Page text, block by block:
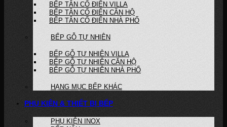
BẾP TÂN CỔ ĐIỂN VILLA
BẾP TÂN CỔ ĐIỂN CĂN HỘ
BẾP TÂN CỔ ĐIỂN NHÀ PHỐ
BẾP GỖ TỰ NHIÊN
BẾP GỖ TỰ NHIÊN VILLA
BẾP GỖ TỰ NHIÊN CĂN HỘ
BẾP GỖ TỰ NHIÊN NHÀ PHỐ
HẠNG MỤC BẾP KHÁC
PHỤ KIỆN & THIẾT BỊ BẾP
PHỤ KIỆN INOX